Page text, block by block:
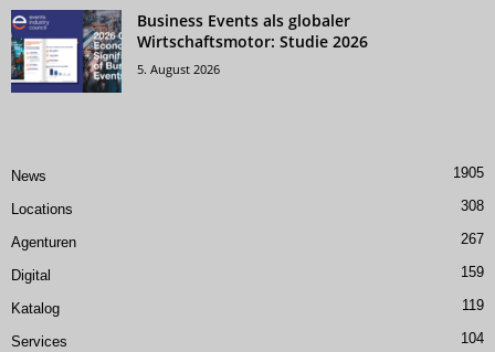
Business Events als globaler
Wirtschaftsmotor: Studie 2026
5. August 2026
News 1905
Locations 308
Agenturen 267
Digital 159
Katalog 119
Services 104